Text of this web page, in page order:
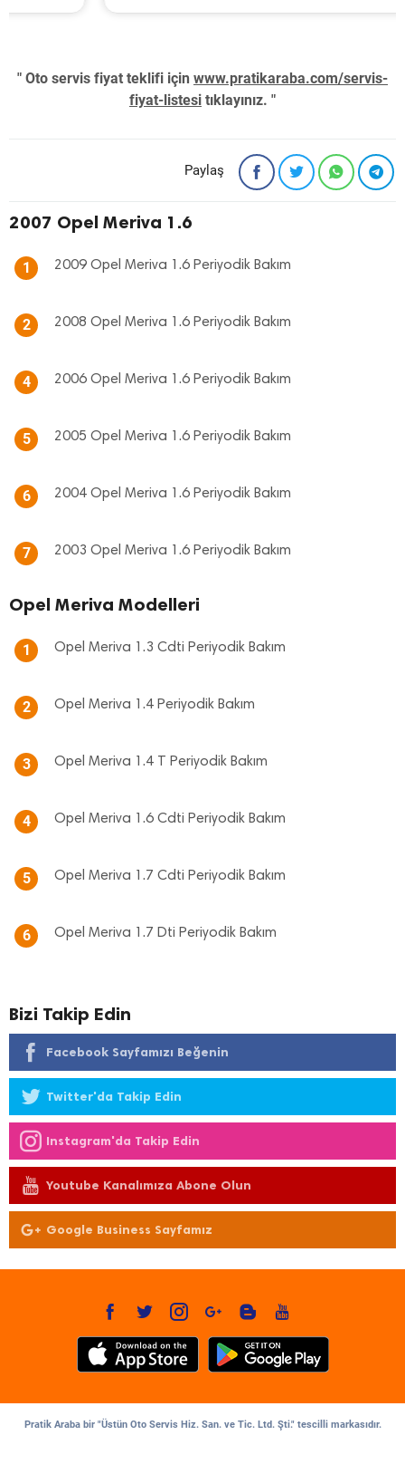
" Oto servis fiyat teklifi için www.pratikaraba.com/servis-
fiyat-listesi tıklayınız. "
Paylaş
2007 Opel Meriva 1.6
1 2009 Opel Meriva 1.6 Periyodik Bakım
2 2008 Opel Meriva 1.6 Periyodik Bakım
4 2006 Opel Meriva 1.6 Periyodik Bakım
5 2005 Opel Meriva 1.6 Periyodik Bakım
6 2004 Opel Meriva 1.6 Periyodik Bakım
7 2003 Opel Meriva 1.6 Periyodik Bakım
Opel Meriva Modelleri
1 Opel Meriva 1.3 Cdti Periyodik Bakım
2 Opel Meriva 1.4 Periyodik Bakım
3 Opel Meriva 1.4 T Periyodik Bakım
4 Opel Meriva 1.6 Cdti Periyodik Bakım
5 Opel Meriva 1.7 Cdti Periyodik Bakım
6 Opel Meriva 1.7 Dti Periyodik Bakım
Bizi Takip Edin
Facebook Sayfamızı Beğenin
Twitter'da Takip Edin
Instagram'da Takip Edin
Youtube Kanalımıza Abone Olun
Google Business Sayfamız
Pratik Araba bir "Üstün Oto Servis Hiz. San. ve Tic. Ltd. Şti." tescilli markasıdır.